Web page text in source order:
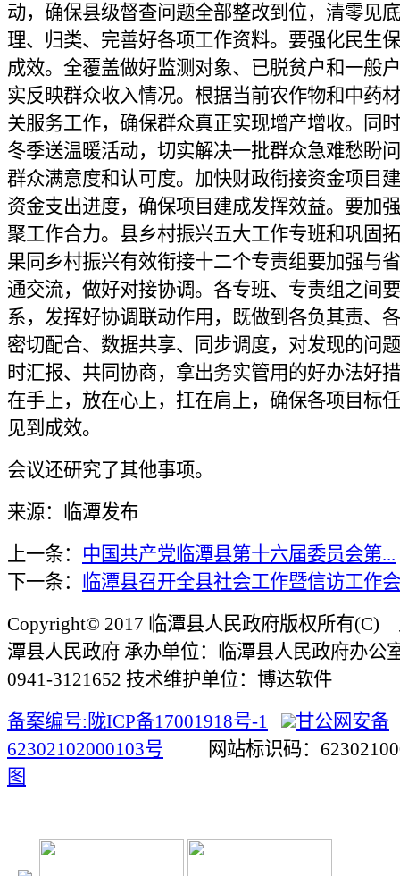
动，确保县级督查问题全部整改到位，清零见
理、归类、完善好各项工作资料。要强化民生
成效。全覆盖做好监测对象、已脱贫户和一般
实反映群众收入情况。根据当前农作物和中药
关服务工作，确保群众真正实现增产增收。同
冬季送温暖活动，切实解决一批群众急难愁盼
群众满意度和认可度。加快财政衔接资金项目
资金支出进度，确保项目建成发挥效益。要加
聚工作合力。县乡村振兴五大工作专班和巩固
果同乡村振兴有效衔接十二个专责组要加强与
通交流，做好对接协调。各专班、专责组之间
系，发挥好协调联动作用，既做到各负其责、
密切配合、数据共享、同步调度，对发现的问
时汇报、共同协商，拿出务实管用的好办法好
在手上，放在心上，扛在肩上，确保各项目标
见到成效。
会议还研究了其他事项。
来源：临潭发布
上一条： 中国共产党临潭县第十六届委员会第...
下一条： 临潭县召开全县社会工作暨信访工作
Copyright© 2017 临潭县人民政府版权所有(C)
潭县人民政府 承办单位：临潭县人民政府办
0941-3121652 技术维护单位：博达软件
备案编号:陇ICP备17001918号-1
甘公网安备
62302102000103号 网站标识码：
图